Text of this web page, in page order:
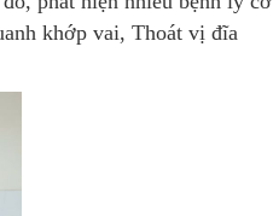
khớp vai, Thoát vị đĩa